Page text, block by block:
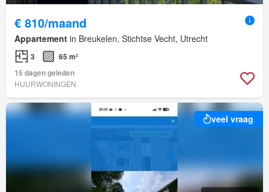
€ 810/maand
Appartement in Breukelen, Stichtse Vecht, Utrecht
3
65 m²
15 dagen geleden
HUURWONINGEN
veel vraag